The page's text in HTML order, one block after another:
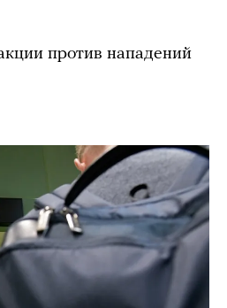
против нападений